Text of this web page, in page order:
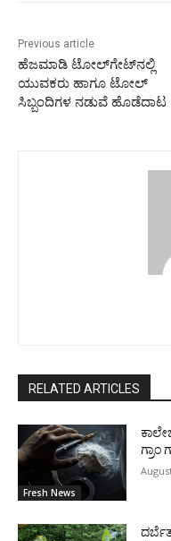
Previous article
ಹೆಜಮಾಡಿ ಟೋಲ್‍ಗೇಟ್‍ನಲ್ಲಿ
ಯುವಕರು ಹಾಗೂ ಟೋಲ್
ಸಿಬ್ಬಂದಿಗಳ ನಡುವೆ ಹೊಡೆದಾಟ
RELATED ARTICLES
Fresh News
ಗ್ರಾಂ